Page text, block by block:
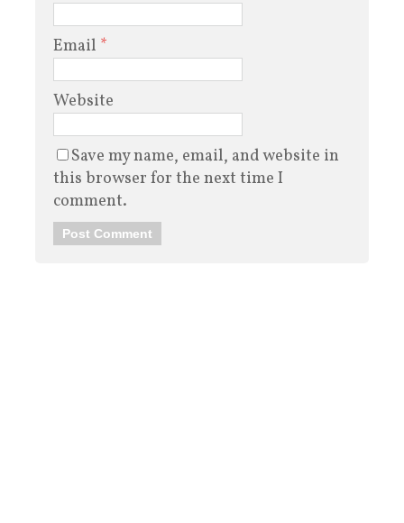
Email *
Website
Save my name, email, and website in
this browser for the next time I
comment.